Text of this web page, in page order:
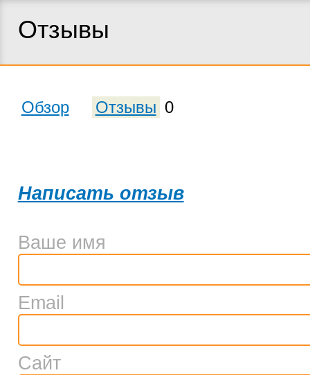
Отзывы
Обзор Отзывы 0
Написать отзыв
Ваше имя
Email
Сайт